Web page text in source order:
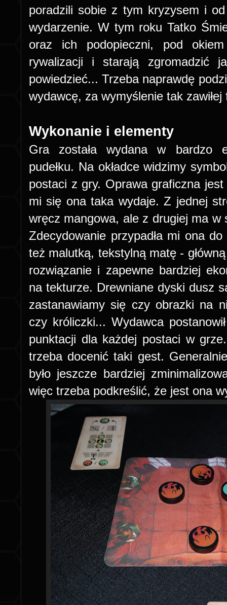
poradzili sobie z tym kryzysem i
wydarzenie. W tym roku Tatko
oraz ich podopieczni, pod
rywalizacji i starają zgromadzić
powiedzieć... Trzeba naprawdę
wydawcę, za wymyślenie tak
Wykonanie i elementy
Gra została wydana w bardzo
pudełku. Na okładce widzimy
postaci z gry. Oprawa graficzna
mi się ona taka wydaje. Z jednej
wręcz mangowa, ale z drugiej ma w
Zdecydowanie przypadła mi ona
też malutką, tekstylną matę -
rozwiązanie i zapewne bardziej
na tekturze. Drewniane dyski dusz
zastanawiamy się czy obrazki na
czy króliczki... Wydawca
punktacji dla każdej postaci w
trzeba docenić taki gest.
było jeszcze bardziej
więc trzeba podkreślić, że jest ona